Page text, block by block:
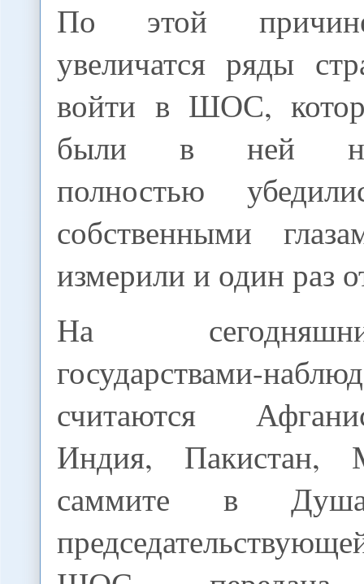
По этой
увеличатся ряды
войти в ШОС,
были в ней
полностью
собственными
измерили и один раз
На
государствами-
считаются
Индия, Пакистан,
саммите в